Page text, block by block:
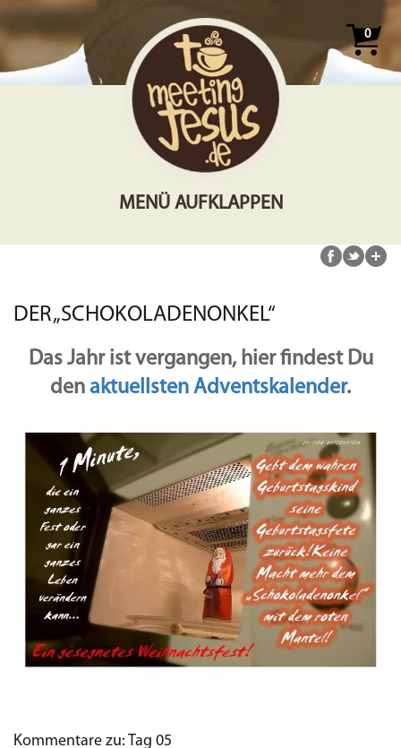
0
MENÜ AUFKLAPPEN
DER „SCHOKOLADENONKEL“
Das Jahr ist vergangen, hier findest Du
den aktuellsten Adventskalender.
Kommentare zu: Tag 05